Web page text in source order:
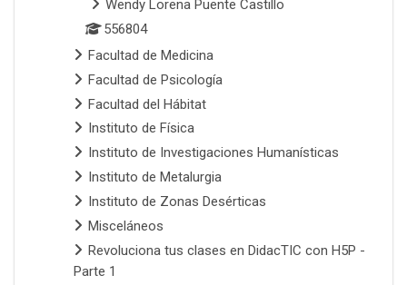
Wendy Lorena Puente Castillo
556804
Facultad de Medicina
Facultad de Psicología
Facultad del Hábitat
Instituto de Física
Instituto de Investigaciones Humanísticas
Instituto de Metalurgia
Instituto de Zonas Desérticas
Misceláneos
Revoluciona tus clases en DidacTIC con H5P -
Parte 1